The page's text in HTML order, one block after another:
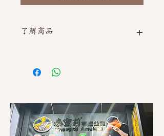
了解商品